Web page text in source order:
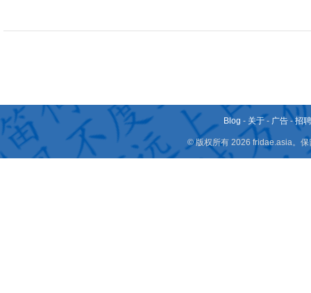
Blog - 关于 - 广告 -招
© 版权所有 2026 fridae.asia。